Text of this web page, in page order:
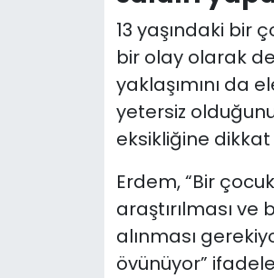
13 yaşındaki bir
bir olay olarak
yaklaşımını da
yetersiz
eksikliğine
Erdem, “Bir
araştırılması
alınması
övünüyor”